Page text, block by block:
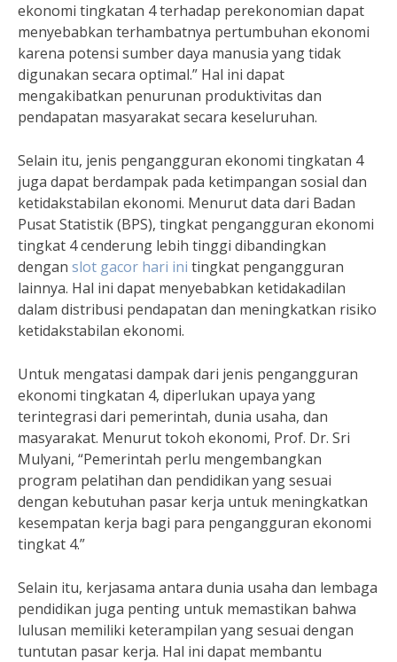
ekonomi tingkatan 4 terhadap perekonomian dapat
menyebabkan terhambatnya pertumbuhan ekonomi
karena potensi sumber daya manusia yang tidak
digunakan secara optimal.” Hal ini dapat
mengakibatkan penurunan produktivitas dan
pendapatan masyarakat secara keseluruhan.
Selain itu, jenis pengangguran ekonomi tingkatan 4
juga dapat berdampak pada ketimpangan sosial dan
ketidakstabilan ekonomi. Menurut data dari Badan
Pusat Statistik (BPS), tingkat pengangguran ekonomi
tingkat 4 cenderung lebih tinggi dibandingkan
dengan slot gacor hari ini tingkat pengangguran
lainnya. Hal ini dapat menyebabkan ketidakadilan
dalam distribusi pendapatan dan meningkatkan risiko
ketidakstabilan ekonomi.
Untuk mengatasi dampak dari jenis pengangguran
ekonomi tingkatan 4, diperlukan upaya yang
terintegrasi dari pemerintah, dunia usaha, dan
masyarakat. Menurut tokoh ekonomi, Prof. Dr. Sri
Mulyani, “Pemerintah perlu mengembangkan
program pelatihan dan pendidikan yang sesuai
dengan kebutuhan pasar kerja untuk meningkatkan
kesempatan kerja bagi para pengangguran ekonomi
tingkat 4.”
Selain itu, kerjasama antara dunia usaha dan lembaga
pendidikan juga penting untuk memastikan bahwa
lulusan memiliki keterampilan yang sesuai dengan
tuntutan pasar kerja. Hal ini dapat membantu